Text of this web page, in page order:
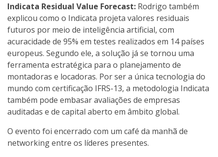
Indicata Residual Value Forecast: Rodrigo também
explicou como o Indicata projeta valores residuais
futuros por meio de inteligência artificial, com
acuracidade de 95% em testes realizados em 14 países
europeus. Segundo ele, a solução já se tornou uma
ferramenta estratégica para o planejamento de
montadoras e locadoras. Por ser a única tecnologia do
mundo com certificação IFRS-13, a metodologia Indicata
também pode embasar avaliações de empresas
auditadas e de capital aberto em âmbito global.
O evento foi encerrado com um café da manhã de
networking entre os líderes presentes.